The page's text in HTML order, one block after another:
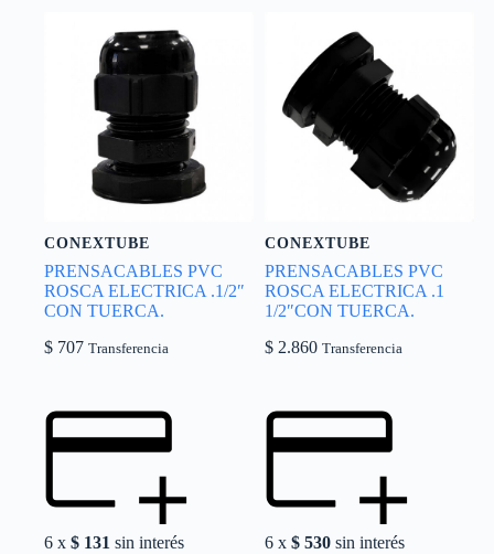
CONEXTUBE
PRENSACABLES PVC
ROSCA ELECTRICA .1/2″
CON TUERCA.
$ 707 Transferencia
6 x $ 131 sin interés
CONEXTUBE
PRENSACABLES PVC
ROSCA ELECTRICA .1
1/2″CON TUERCA.
$ 2.860 Transferencia
6 x$ 530 sin interés